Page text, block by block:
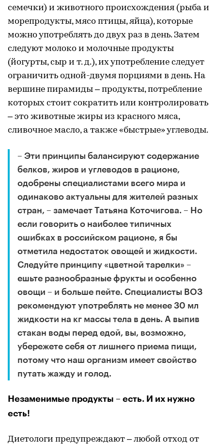
семечки) и животного происхождения (рыба и
морепродукты, мясо птицы, яйца), которые
можно употреблять до двух раз в день. Затем
следуют молоко и молочные продукты
(йогурты, сыр и т. д.), их употребление следует
ограничить одной-двумя порциями в день. На
вершине пирамиды – продукты, потребление
которых стоит сократить или контролировать
– это животные жиры из красного мяса,
сливочное масло, а также «быстрые» углеводы.
– Эти принципы балансируют содержание
белков, жиров и углеводов в рационе,
одобрены специалистами всего мира и
одинаково актуальны для жителей разных
стран, – замечает Татьяна Коточигова. – Но
если говорить о наиболее типичных
ошибках в российском рационе, я бы
отметила недостаток овощей и жидкости.
Следуйте принципу «цветной тарелки» –
ешьте разнообразные фрукты и особенно
овощи – и больше пейте. Специалисты ВОЗ
рекомендуют употреблять не менее 30 мл
жидкости на кг массы тела в день. А выпив
стакан воды перед едой, вы, возможно,
убережете себя от лишнего приема пищи,
потому что наш организм имеет свойство
путать жажду и голод.
Незаменимые продукты – есть. И их нужно
есть!
Диетологи предупреждают – любой отход от